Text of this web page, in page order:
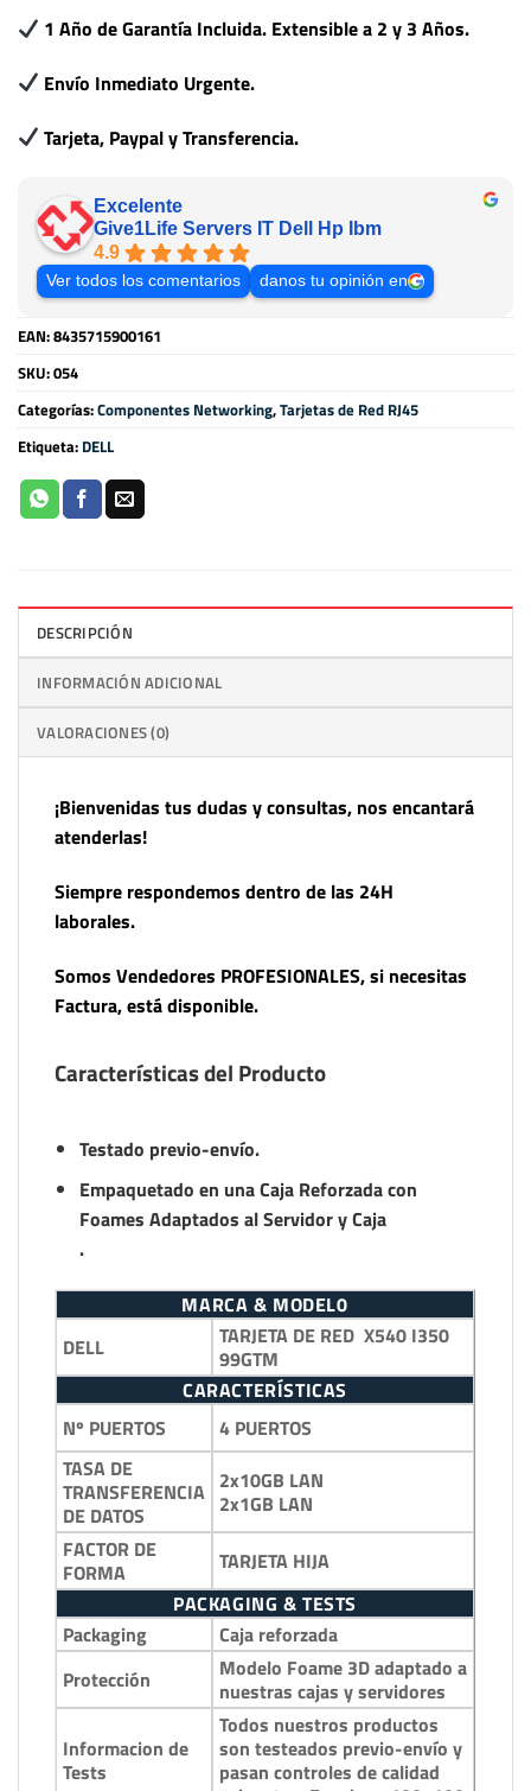
1 Año de Garantía Incluida. Extensible a 2 y 3 Años.
Envío Inmediato Urgente.
Tarjeta, Paypal y Transferencia.
Excelente
Give1Life Servers IT Dell Hp Ibm
4.9
Ver todos los comentarios danos tu opinión en
EAN:8435715900161
SKU:054
Categorías:Componentes Networking,Tarjetas de Red RJ45
Etiqueta: DELL
DESCRIPCIÓN
INFORMACIÓN ADICIONAL
VALORACIONES (0)
¡Bienvenidas tus dudas y consultas, nos encantará
atenderlas!
Siempre respondemos dentro de las 24H
laborales.
Somos Vendedores PROFESIONALES, si necesitas
Factura, está disponible.
Características del Producto
Testado previo-envío.
Empaquetado en una Caja Reforzada con
Foames Adaptados al Servidor y Caja
.
MARCA & MODEL0
DELL
TARJETA DE RED X540 I350
99GTM
CARACTERÍSTICAS
Nº PUERTOS
4 PUERTOS
TASA DE
TRANSFERENCIA
DE DATOS
2x10GB LAN
2x1GB LAN
FACTOR DE
FORMA
TARJETA HIJA
PACKAGING & TESTS
Packaging
Caja reforzada
Protección
Modelo Foame 3D adaptado a
nuestras cajas y servidores
Informacion de
Tests
Todos nuestros productos
son testeados previo-envío y
pasan controles de calidad